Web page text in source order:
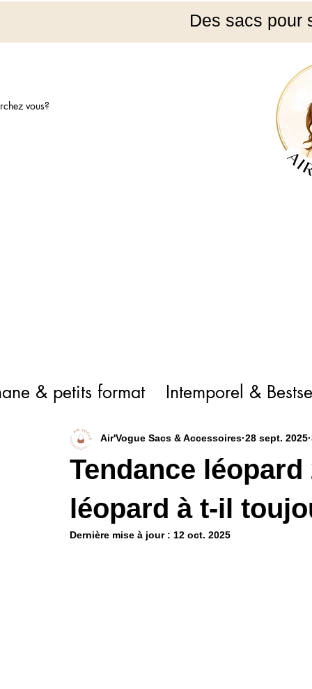
Des sacs pour
Tendance
léopard à t-il
Air'Vogue Sacs & Accessoires 28 sept. 2025
Dernière mise à jour : 12 oct. 2025
& petits format Intemporel &